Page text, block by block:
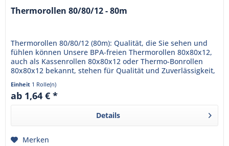
Thermorollen 80/80/12 - 80m
Thermorollen 80/80/12 (80m): Qualität, die Sie sehen und
fühlen können Unsere BPA-freien Thermorollen 80x80x12,
auch als Kassenrollen 80x80x12 oder Thermo-Bonrollen
80x80x12 bekannt, stehen für Qualität und Zuverlässigkeit,
die Ihr...
Einheit 1 Rolle(n)
ab 1,64 € *
Details
Merken